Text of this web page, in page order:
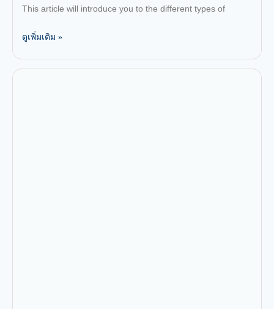
This article will introduce you to the different types of
ดูเพิ่มเติม »